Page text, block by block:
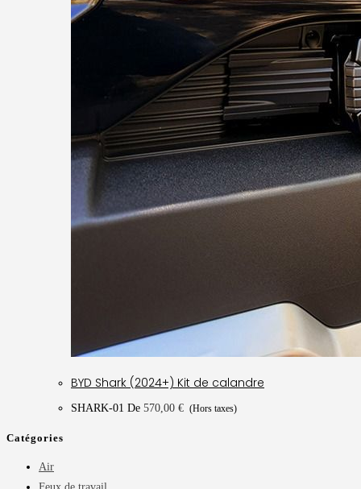
BYD Shark (2024+) Kit de calandre
SHARK-01 De 570,00 € (Hors taxes)
Catégories
Air